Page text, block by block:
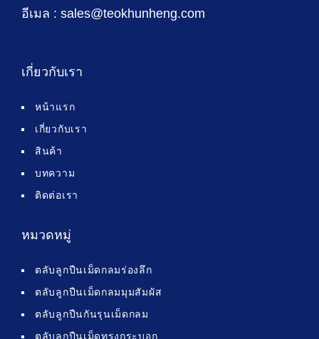
อีเมล : sales@teokhunheng.com
เกี่ยวกับเรา
หน้าแรก
เกี่ยวกับเรา
สินค้า
บทความ
ติดต่อเรา
หมวดหมู่
ตลับลูกปืนเม็ดกลมร่องลึก
ตลับลูกปืนเม็ดกลมมุมสัมผัส
ตลับลูกปืนกันรุนเม็ดกลม
ตลับลูกปืนเม็ดทรงกระบอก